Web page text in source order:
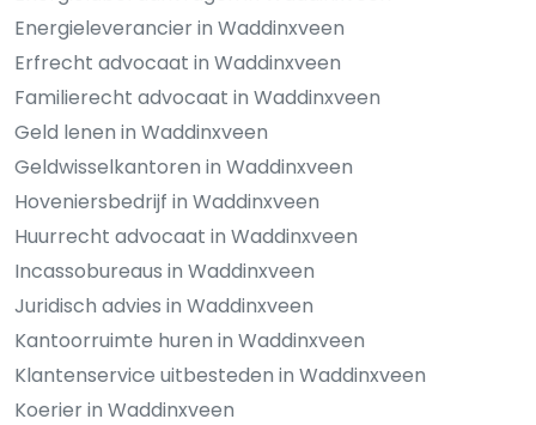
Energieleverancier in Waddinxveen
Erfrecht advocaat in Waddinxveen
Familierecht advocaat in Waddinxveen
Geld lenen in Waddinxveen
Geldwisselkantoren in Waddinxveen
Hoveniersbedrijf in Waddinxveen
Huurrecht advocaat in Waddinxveen
Incassobureaus in Waddinxveen
Juridisch advies in Waddinxveen
Kantoorruimte huren in Waddinxveen
Klantenservice uitbesteden in Waddinxveen
Koerier in Waddinxveen